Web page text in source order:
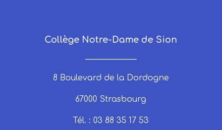
Collège Notre-Dame de Sion
8 Boulevard de la Dordogne
67000 Strasbourg
Tél. : 03 88 35 17 53